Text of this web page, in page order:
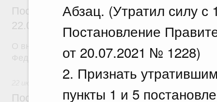
Абзац. (Утратил силу с
Постановление
от 20.07.2021 № 1228)
2. Признать
пункты 1 и 5
Постановление Правительства
22.07.2026 г. № 921
О внесении изменений в постановление
Федерации от 30 ноября 2022 г. № 2177
Постановление Правительства